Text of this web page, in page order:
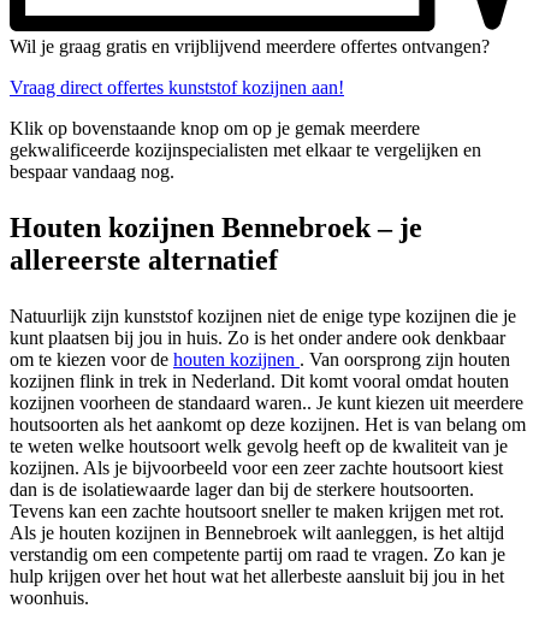
Wil je graag gratis en vrijblijvend meerdere offertes ontvangen?
Vraag direct offertes kunststof kozijnen aan!
Klik op bovenstaande knop om op je gemak meerdere
gekwalificeerde kozijnspecialisten met elkaar te vergelijken en
bespaar vandaag nog.
Houten kozijnen Bennebroek – je
allereerste alternatief
Natuurlijk zijn kunststof kozijnen niet de enige type kozijnen die je
kunt plaatsen bij jou in huis. Zo is het onder andere ook denkbaar
om te kiezen voor de houten kozijnen . Van oorsprong zijn houten
kozijnen flink in trek in Nederland. Dit komt vooral omdat houten
kozijnen voorheen de standaard waren.. Je kunt kiezen uit meerdere
houtsoorten als het aankomt op deze kozijnen. Het is van belang om
te weten welke houtsoort welk gevolg heeft op de kwaliteit van je
kozijnen. Als je bijvoorbeeld voor een zeer zachte houtsoort kiest
dan is de isolatiewaarde lager dan bij de sterkere houtsoorten.
Tevens kan een zachte houtsoort sneller te maken krijgen met rot.
Als je houten kozijnen in Bennebroek wilt aanleggen, is het altijd
verstandig om een competente partij om raad te vragen. Zo kan je
hulp krijgen over het hout wat het allerbeste aansluit bij jou in het
woonhuis.